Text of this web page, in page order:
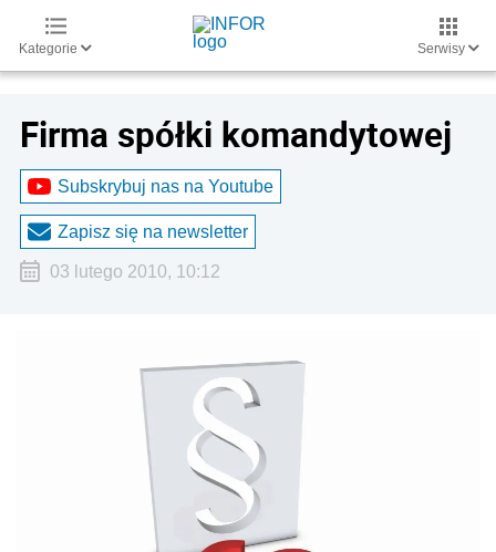
Kategorie Serwisy
Firma spółki komandytowej
Subskrybuj nas na Youtube
Zapisz się na newsletter
03 lutego 2010, 10:12